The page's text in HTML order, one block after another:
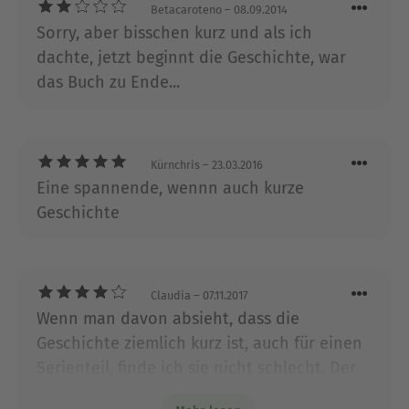
Lesevergnügen!Jetzt als eBooks: "DIE SCHWERTER:
Höllengold" von Thomas Lisowsky. dotbooks – der
eBook-Verlag.
studierte Germanistik, Geschichte und
Philosophie, bevor er als Autor bei einer Berliner
Entwicklerfirma für Computerspiele arbeitete.
2009 wurde er mit dem ZEIT-Campus-
Lernen Sie Thomas Lisowsky im Internet kennen –
auf seiner Homepage
(http://thomaslisowsky.wordpress.com/), bei
Betacaroteno – 08.09.2014
Sorry, aber bisschen kurz und als ich
dachte, jetzt beginnt die Geschichte, war
das Buch zu Ende...
Kürnchris – 23.03.2016
Eine spannende, wennn auch kurze
Geschichte
Claudia – 07.11.2017
Wenn man davon absieht, dass die
Geschichte ziemlich kurz ist, auch für einen